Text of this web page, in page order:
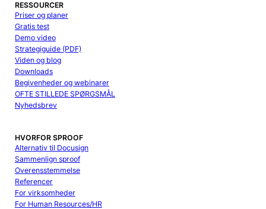
RESSOURCER
Priser og planer
Gratis test
Demo video
Strategiguide (PDF)
Viden og blog
Downloads
Begivenheder og webinarer
OFTE STILLEDE SPØRGSMÅL
Nyhedsbrev
HVORFOR SPROOF
Alternativ til Docusign
Sammenlign sproof
Overensstemmelse
Referencer
For virksomheder
For Human Resources/HR